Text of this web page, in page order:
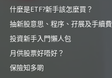
什麼是ETF?新手該怎麼買？
抽新股意思、程序、孖展及手續費
投資新手入門懶人包
月供股票好唔好？
保險知多啲